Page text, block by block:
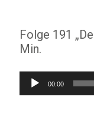
Folge 191
Min.
Audio-
Player
00:00